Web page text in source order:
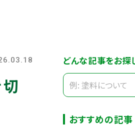
どんな記事をお探
おすすめの記事